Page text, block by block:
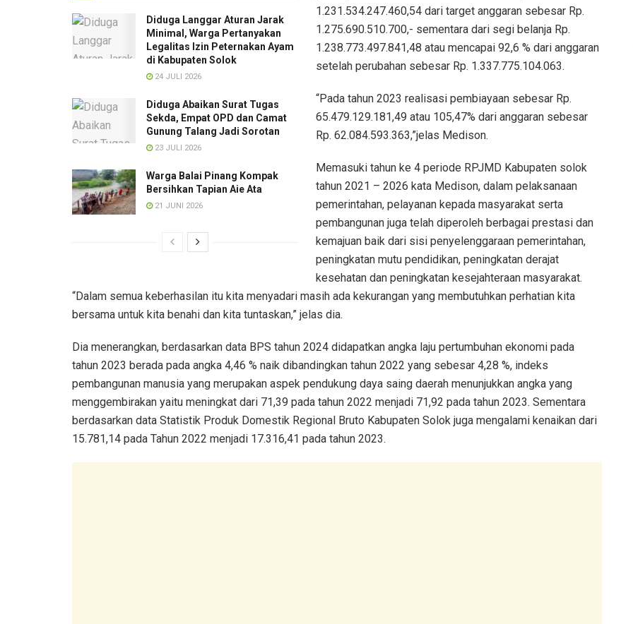
Diduga Langgar Aturan Jarak
Minimal, Warga Pertanyakan
Legalitas Izin Peternakan Ayam
di Kabupaten Solok
24 JULI 2026
Diduga Abaikan Surat Tugas
Sekda, Empat OPD dan Camat
Gunung Talang Jadi Sorotan
23 JULI 2026
Warga Balai Pinang Kompak
Bersihkan Tapian Aie Ata
21 JUNI 2026
1.231.534.247.460,54 dari target anggaran sebesar Rp.
1.275.690.510.700,- sementara dari segi belanja Rp.
1.238.773.497.841,48 atau mencapai 92,6 % dari anggaran
setelah perubahan sebesar Rp. 1.337.775.104.063.
“Pada tahun 2023 realisasi pembiayaan sebesar Rp.
65.479.129.181,49 atau 105,47% dari anggaran sebesar
Rp. 62.084.593.363,”jelas Medison.
Memasuki tahun ke 4 periode RPJMD Kabupaten solok
tahun 2021 – 2026 kata Medison, dalam pelaksanaan
pemerintahan, pelayanan kepada masyarakat serta
pembangunan juga telah diperoleh berbagai prestasi dan
kemajuan baik dari sisi penyelenggaraan pemerintahan,
peningkatan mutu pendidikan, peningkatan derajat
kesehatan dan peningkatan kesejahteraan masyarakat.
“Dalam semua keberhasilan itu kita menyadari masih ada kekurangan yang membutuhkan perhatian kita
bersama untuk kita benahi dan kita tuntaskan,” jelas dia.
Dia menerangkan, berdasarkan data BPS tahun 2024 didapatkan angka laju pertumbuhan ekonomi pada
tahun 2023 berada pada angka 4,46 % naik dibandingkan tahun 2022 yang sebesar 4,28 %, indeks
pembangunan manusia yang merupakan aspek pendukung daya saing daerah menunjukkan angka yang
menggembirakan yaitu meningkat dari 71,39 pada tahun 2022 menjadi 71,92 pada tahun 2023. Sementara
berdasarkan data Statistik Produk Domestik Regional Bruto Kabupaten Solok juga mengalami kenaikan dari
15.781,14 pada Tahun 2022 menjadi 17.316,41 pada tahun 2023.